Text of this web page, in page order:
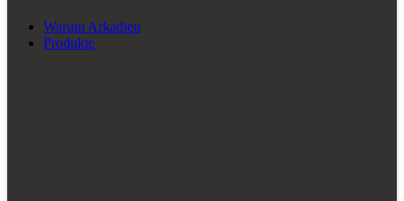
Warum Arkadien
Produkte